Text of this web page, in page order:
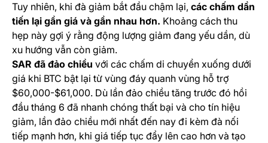
Tuy nhiên, khi đà giảm bắt đầu chậm lại, các chấm dần
tiến lại gần giá và gần nhau hơn. Khoảng cách thu
hẹp này gợi ý rằng động lượng giảm đang yếu dần, dù
xu hướng vẫn còn giảm.
SAR đã đảo chiều với các chấm di chuyển xuống dưới
giá khi BTC bật lại từ vùng đáy quanh vùng hỗ trợ
$60,000-$61,000. Dù lần đảo chiều tăng trước đó hồi
đầu tháng 6 đã nhanh chóng thất bại và cho tín hiệu
giảm, lần đảo chiều mới nhất đến nay đi kèm đà nối
tiếp mạnh hơn, khi giá tiếp tục đẩy lên cao hơn và tạo